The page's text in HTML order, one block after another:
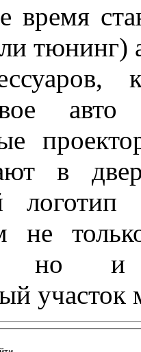
время
тюнинг)
в
логотип
не
но и
участок